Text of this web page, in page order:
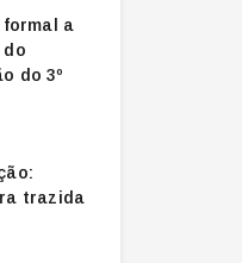
a
do
do 3º
trazida